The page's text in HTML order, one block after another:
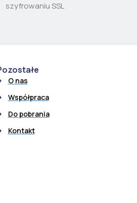
szyfrowaniu SSL
O nas
Współpraca
Do pobrania
Kontakt